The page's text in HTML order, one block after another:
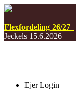
Flexfordeling 26/27
Jeckels 15.6.2026
Ejer Login